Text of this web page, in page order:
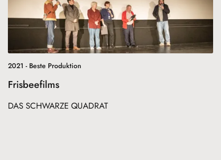
2021 - Beste Produktion
Frisbeefilms
DAS SCHWARZE QUADRAT